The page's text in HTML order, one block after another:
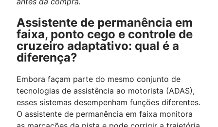
Assistente de permanência em
faixa, ponto cego e controle de
cruzeiro adaptativo: qual é a
diferença?
Embora façam parte do mesmo conjunto de
tecnologias de assistência ao motorista (ADAS),
esses sistemas desempenham funções diferentes.
O assistente de permanência em faixa monitora